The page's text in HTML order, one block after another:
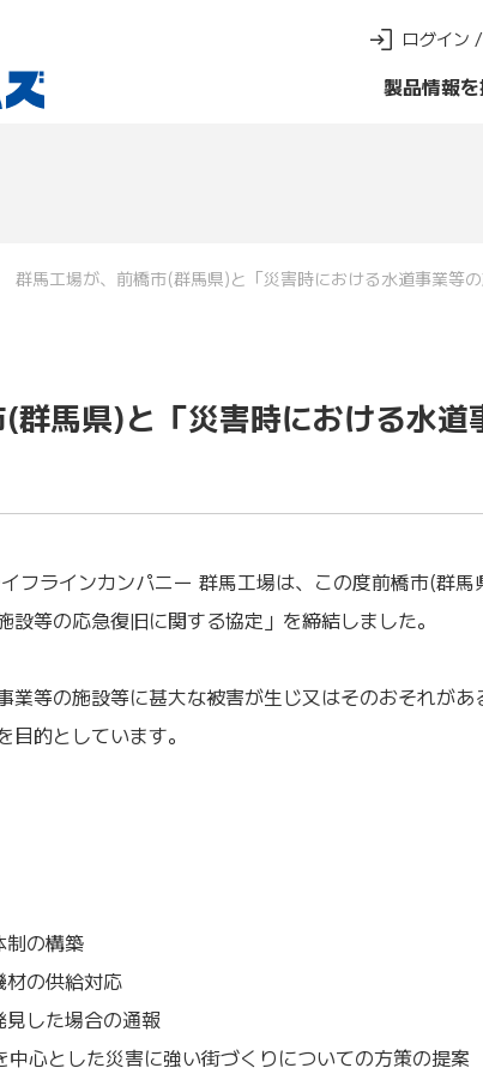
製品情報
ログイン
群馬工場が、前橋市(群馬県)と「災害時における水道事業等
群馬県)と「災害時における水道
フラインカンパニー 群馬工場は、この度前橋市(群馬
設等の応急復旧に関する協定」を締結しました。
業等の施設等に甚大な被害が生じ又はそのおそれがあ
的としています。
制の構築
材の供給対応
見した場合の通報
中心とした災害に強い街づくりについての方策の提案